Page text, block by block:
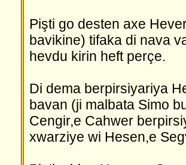
Pişti go desten axe
bavikine) tifaka di nava
hevdu kirin heft perçe.
Di dema berpirsiyariya
bavan (ji malbata Simo
Cengir,e Cahwer
xwarziye wi Hesen,e